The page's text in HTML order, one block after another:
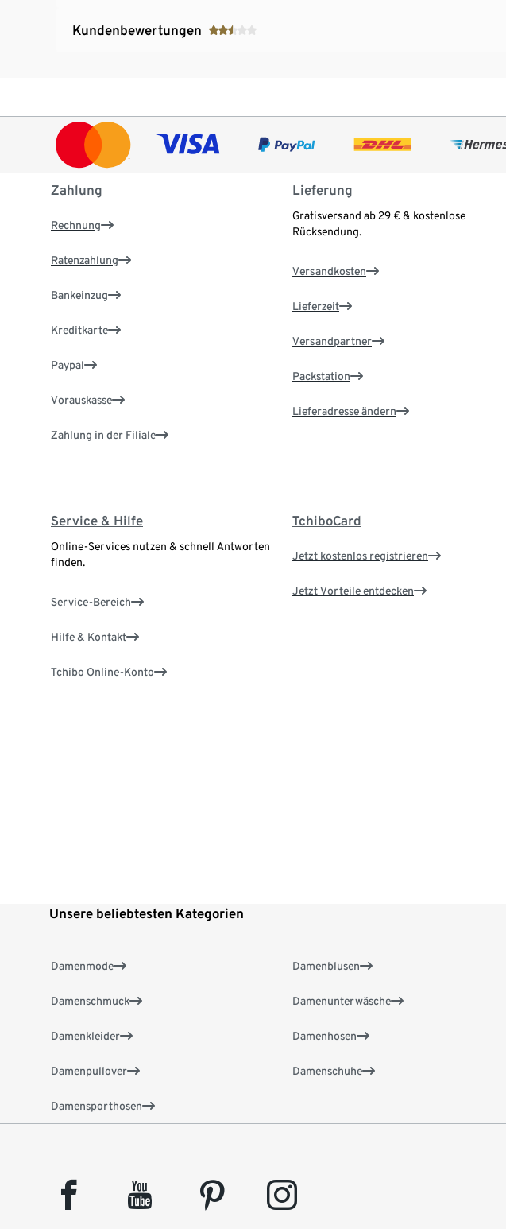
Kundenbewertungen
Zahlung
Rechnung
Ratenzahlung
Bankeinzug
Kreditkarte
Paypal
Vorauskasse
Zahlung in der Filiale
Lieferung
Gratisversand ab 29 € & kostenlose
Rücksendung.
Versandkosten
Lieferzeit
Versandpartner
Packstation
Lieferadresse ändern
Service & Hilfe
Online-Services nutzen & schnell Antworten
finden.
Service-Bereich
Hilfe & Kontakt
Tchibo Online-Konto
TchiboCard
Jetzt kostenlos registrieren
Jetzt Vorteile entdecken
Unsere beliebtesten Kategorien
Damenmode
Damenschmuck
Damenkleider
Damenpullover
Damensporthosen
Damenblusen
Damenunterwäsche
Damenhosen
Damenschuhe
facebook youtube pinterest instagram